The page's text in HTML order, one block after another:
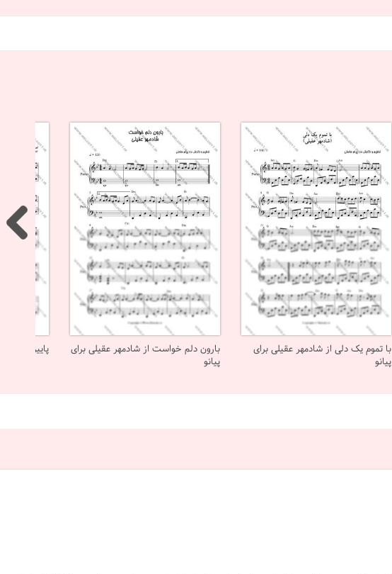
با تموم یک دلی از شادمهر عقیلی برای
پیانو
بارون دلم خواست از شادمهر عقیلی برای
پیانو
پاییز از